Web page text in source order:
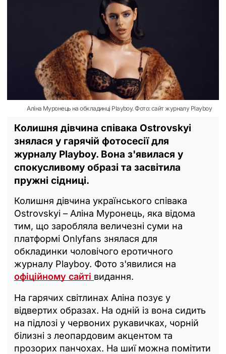
Аліна Муронець на обкладинці Playboy. Фото: сайт журналу Playboy
Колишня дівчина співака Ostrovskyi
знялася у гарячій фотосесії для
журналу Playboy. Вона з'явилася у
спокусливому образі та засвітила
пружні сідниці.
Колишня дівчина українського співака
Ostrovskyi – Аліна Муронець, яка відома
тим, що заробляла величезні суми на
платформі Onlyfans знялася для
обкладинки чоловічого еротичного
журналу Playboy. Фото з'явилися на
офіційному сайті видання.
На гарячих світлинах Аліна позує у
відвертих образах. На одній із вона сидить
на підлозі у червоних рукавичках, чорній
білизні з леопардовим акцентом та
прозорих панчохах. На шиї можна помітити